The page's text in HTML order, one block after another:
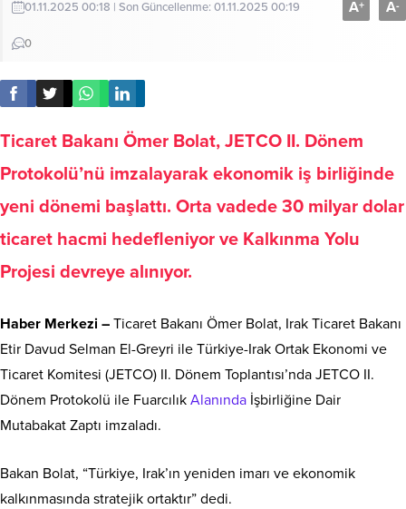
01.11.2025 00:18 | Son Güncellenme: 01.11.2025 00:19
0
A+ A-
Ticaret Bakanı Ömer Bolat, JETCO II. Dönem
Protokolü’nü imzalayarak ekonomik iş birliğinde
yeni dönemi başlattı. Orta vadede 30 milyar dolar
ticaret hacmi hedefleniyor ve Kalkınma Yolu
Projesi devreye alınıyor.
Haber Merkezi – Ticaret Bakanı Ömer Bolat, Irak Ticaret Bakanı
Etir Davud Selman El-Greyri ile Türkiye-Irak Ortak Ekonomi ve
Ticaret Komitesi (JETCO) II. Dönem Toplantısı’nda JETCO II.
Dönem Protokolü ile Fuarcılık Alanında İşbirliğine Dair
Mutabakat Zaptı imzaladı.
Bakan Bolat, “Türkiye, Irak’ın yeniden imarı ve ekonomik
kalkınmasında stratejik ortaktır” dedi.